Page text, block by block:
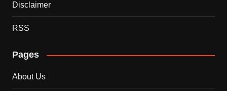
Disclaimer
RSS
Pages
About Us